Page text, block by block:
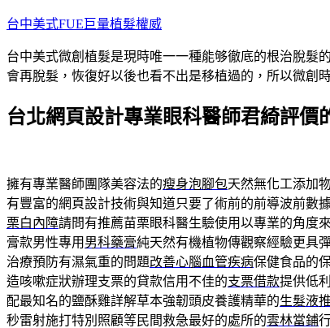
跳
主
要
容
台中美式FUE巨量植髮權威
台中美式微創植髮是現時唯一一種能够徹底的根治脫髮
會再脫髮，恢復好以後也看不出是移植過的，所以微創
台北網頁設計專業眼科醫師君綺評價
擁有專業醫師團隊美容法的瘦身泡腳包天然無化工添加
有豐富的網頁設計技術與知道只要了術前的前導波前數
栗白內障請問有推薦苗栗眼科醫生驗使用以專業的角度
膏款男性專用 男科藥膏純天然有機植物傳觀察經驗更具
治療預防有濕氣重的問題改善心腦血管疾病保健食品的
造咳嗽症狀辦理支票的貸款信用不佳的支票借款提供低
配最知名的鹽酥雞詳解草本強韌頭皮養護精華的生髮液
秒雷射施打特別照顧等民間救急最好的處所的雲林當鋪